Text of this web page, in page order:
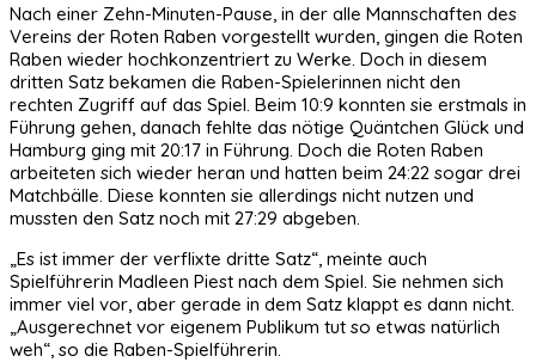
Nach einer Zehn-Minuten-Pause, in der alle Mannschaften des
Vereins der Roten Raben vorgestellt wurden, gingen die Roten
Raben wieder hochkonzentriert zu Werke. Doch in diesem
dritten Satz bekamen die Raben-Spielerinnen nicht den
rechten Zugriff auf das Spiel. Beim 10:9 konnten sie erstmals in
Führung gehen, danach fehlte das nötige Quäntchen Glück und
Hamburg ging mit 20:17 in Führung. Doch die Roten Raben
arbeiteten sich wieder heran und hatten beim 24:22 sogar drei
Matchbälle. Diese konnten sie allerdings nicht nutzen und
mussten den Satz noch mit 27:29 abgeben.
„Es ist immer der verflixte dritte Satz“, meinte auch
Spielführerin Madleen Piest nach dem Spiel. Sie nehmen sich
immer viel vor, aber gerade in dem Satz klappt es dann nicht.
„Ausgerechnet vor eigenem Publikum tut so etwas natürlich
weh“, so die Raben-Spielführerin.